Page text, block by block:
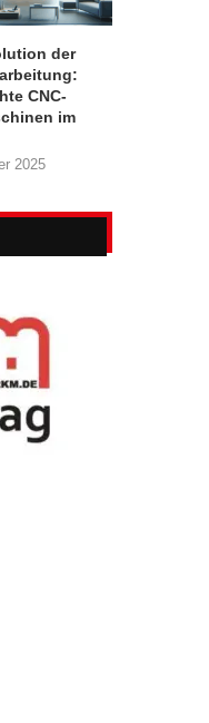
der
CNC-
im
2025